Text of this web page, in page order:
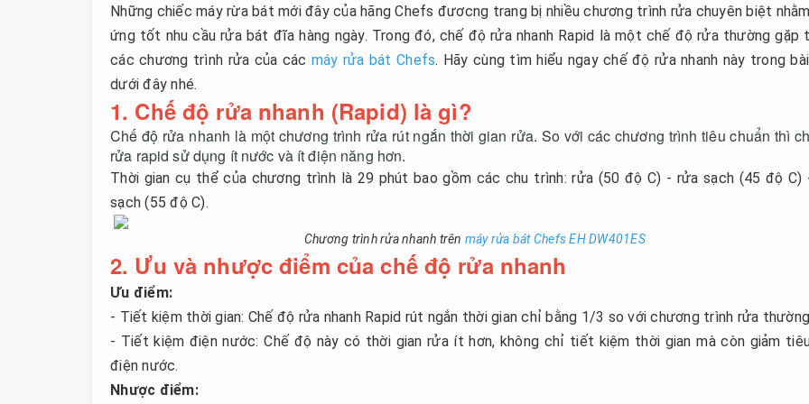
Những chiếc máy rừa bát mới đây của hãng Chefs đươcng trang bị nhiều chương trình rửa chuyên biệt
ứng tốt nhu cầu rửa bát đĩa hàng ngày. Trong đó, chế độ rửa nhanh Rapid là một chế độ rửa thường gặp
các chương trình rửa của các máy rửa bát Chefs. Hãy cùng tìm hiểu ngay chế độ rửa nhanh này trong
dưới đây nhé.
1. Chế độ rửa nhanh (Rapid) là gì?
Chế độ rửa nhanh là một chương trình rửa rút ngắn thời gian rửa. So với các chương trình tiêu chuẩn thì
rửa rapid sử dụng ít nước và ít điện năng hơn.
Thời gian cụ thể của chương trình là 29 phút bao gồm các chu trình: rửa (50 độ C) - rửa sạch (45 độ C)
sạch (55 độ C).
Chương trình rửa nhanh trên máy rửa bát Chefs EH DW401ES
2. Ưu và nhược điểm của chế độ rửa nhanh
Ưu điểm:
- Tiết kiệm thời gian: Chế độ rửa nhanh Rapid rút ngắn thời gian chỉ bằng 1/3 so với chương trình rửa
- Tiết kiệm điện nước: Chế độ này có thời gian rửa ít hơn, không chỉ tiết kiệm thời gian mà còn giảm
điện nước.
Nhược điểm: